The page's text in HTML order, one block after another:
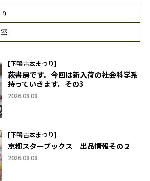
[下鴨古本まつり]
萩書房です。今回は新入荷の社会科学系
持っていきます。その3
2026.08.08
[下鴨古本まつり]
京都スターブックス 出品情報その２
2026.08.08